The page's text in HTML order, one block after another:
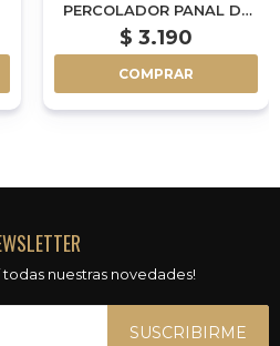
PERCOLADOR PANAL DE
MIEL 25CM - AL193
$ 3.190
COMPRAR
todas nuestras novedades!
SUSCRIBIRME